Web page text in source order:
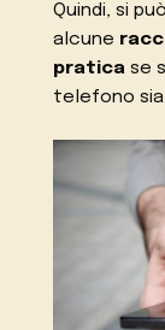
Quindi, si
alcune
pratica se
telefono sia